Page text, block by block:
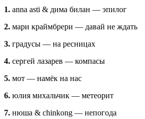
1. anna asti & дима билан — эпилог
2. мари краймбрери — давай не ждать
3. градусы — на ресницах
4. сергей лазарев — компасы
5. мот — намёк на нас
6. юлия михальчик — метеорит
7. нюша & chinkong — непогода